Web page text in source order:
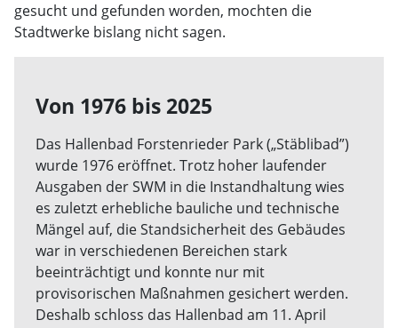
gesucht und gefunden worden, mochten die
Stadtwerke bislang nicht sagen.
Von 1976 bis 2025
Das Hallenbad Forstenrieder Park („Stäblibad”)
wurde 1976 eröffnet. Trotz hoher laufender
Ausgaben der SWM in die Instandhaltung wies
es zuletzt erhebliche bauliche und technische
Mängel auf, die Standsicherheit des Gebäudes
war in verschiedenen Bereichen stark
beeinträchtigt und konnte nur mit
provisorischen Maßnahmen gesichert werden.
Deshalb schloss das Hallenbad am 11. April